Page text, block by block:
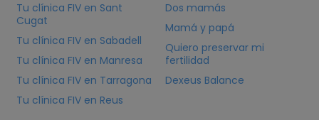
Tu clínica FIVen Sant
Cugat
Tu clínica FIVen Sabadell
Tu clínica FIVen Manresa
Tu clínica FIVen Tarragona
Tu clínica FIVen Reus
Dos mamás
Mamá y papá
Quiero preservar mi
fertilidad
Dexeus Balance